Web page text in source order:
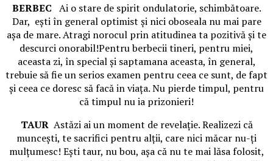
BERBEC Ai o stare de spirit ondulatorie, schimbătoare.
Dar, eşti în general optimist şi nici oboseala nu mai pare
aşa de mare. Atragi norocul prin atitudinea ta pozitivă şi te
descurci onorabil!Pentru berbecii tineri, pentru miei,
aceasta zi, în special şi saptamana aceasta, în general,
trebuie să fie un serios examen pentru ceea ce sunt, de fapt
şi ceea ce doresc să facă in viaţa. Nu pierde timpul, pentru
că timpul nu ia prizonieri!
TAUR Astăzi ai un moment de revelaţie. Realizezi că
munceşti, te sacrifici pentru alţii, care nici măcar nu-ţi
mulţumesc! Eşti taur, nu bou, aşa că nu te mai lăsa folosit,